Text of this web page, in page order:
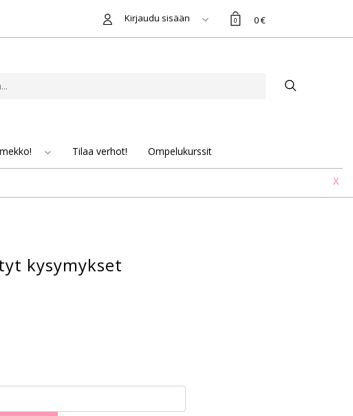
Kirjaudu sisään 0 0 €
Tilaa verhot! Ompelukurssit
X
kysymykset